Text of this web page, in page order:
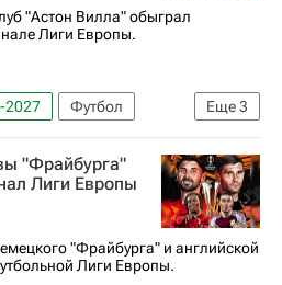
Мэтти Кэш
"Астон Вилла" обыграл
Лиги Европы.
Еще3
2027
Футбол
Фрайбург
"Фрайбурга"
Лиги Европы
"Фрайбурга" и английской
Лиги Европы.